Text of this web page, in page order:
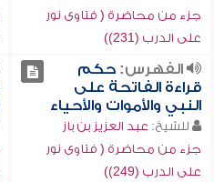
جزء من محاضرة ( فتاوى نور
على الدرب (231))
الفهرس:حكم
قراءة الفاتحة على
النبي والأموات والأحياء
للشيخ: عبد العزيز بن باز
جزء من محاضرة ( فتاوى نور
على الدرب (249))